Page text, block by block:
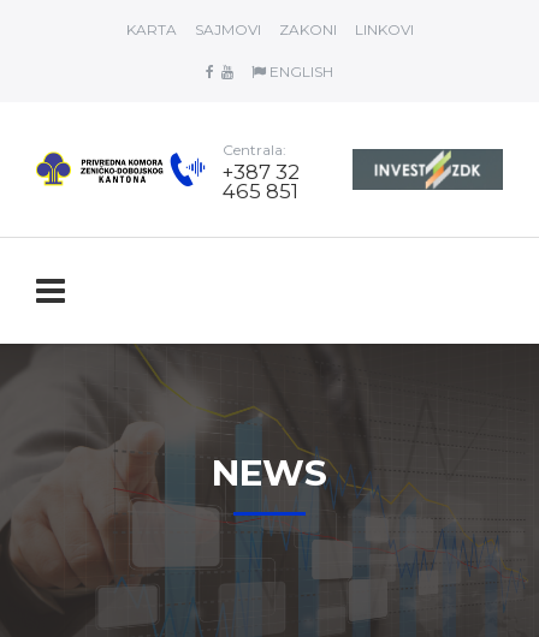
KARTA SAJMOVI ZAKONI LINKOVI
ENGLISH
Centrala:
+387 32
465 851
NEWS